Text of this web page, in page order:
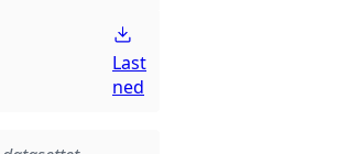
Last
ned